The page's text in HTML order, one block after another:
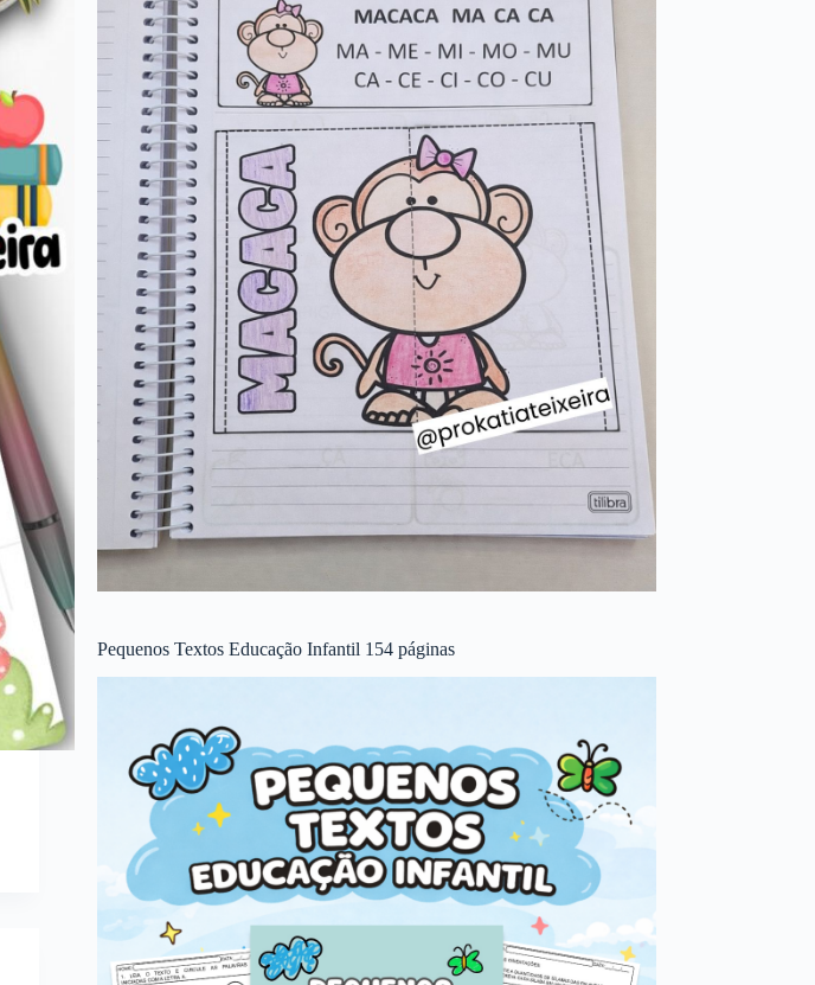
Pequenos Textos Educação Infantil 154 páginas